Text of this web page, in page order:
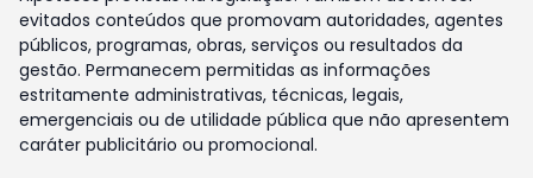
evitados conteúdos que promovam autoridades, agentes
públicos, programas, obras, serviços ou resultados da
gestão. Permanecem permitidas as informações
estritamente administrativas, técnicas, legais,
emergenciais ou de utilidade pública que não apresentem
caráter publicitário ou promocional.